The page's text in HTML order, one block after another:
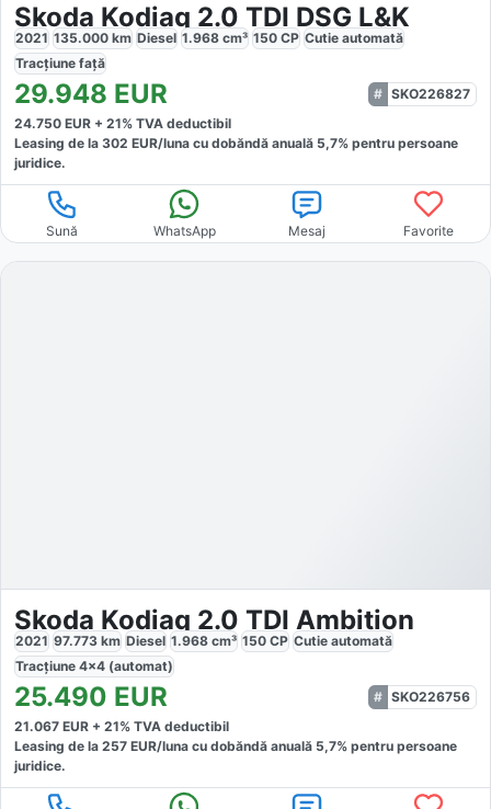
Skoda Kodiaq 2.0 TDI DSG L&K
2021 135.000 km Diesel 1.968 cm³ 150 CP Cutie automată
Tracțiune față
29.948 EUR
SKO226827
24.750 EUR + 21% TVA deductibil
Leasing de la 302 EUR/luna cu dobăndă anuală 5,7% pentru persoane
juridice.
Sună WhatsApp Mesaj Favorite
Skoda Kodiaq 2.0 TDI Ambition
2021 97.773 km Diesel 1.968 cm³ 150 CP Cutie automată
Tracțiune 4x4 (automat)
25.490 EUR
SKO226756
21.067 EUR + 21% TVA deductibil
Leasing de la 257 EUR/luna cu dobăndă anuală 5,7% pentru persoane
juridice.